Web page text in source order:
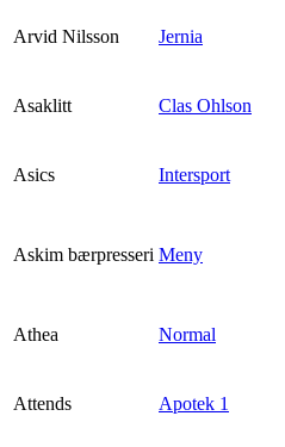
Arvid Nilsson Jernia
Asaklitt Clas Ohlson
Asics Intersport
Askim bærpresseri Meny
Athea Normal
Attends Apotek 1